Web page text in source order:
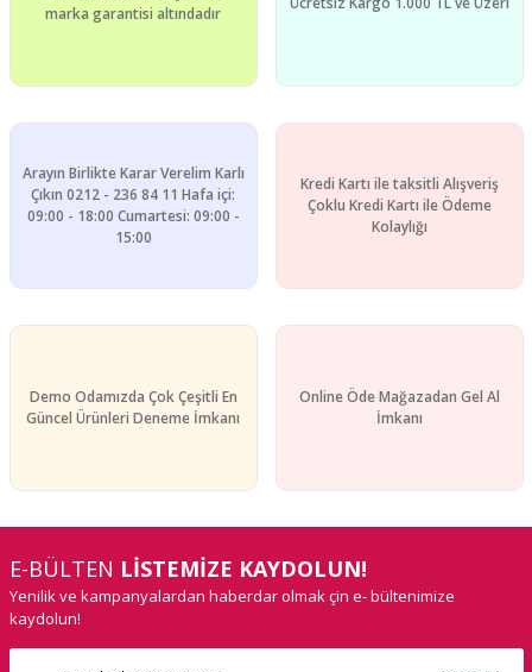
marka garantisi altındadır
Arayın Birlikte Karar Verelim Karlı
Çıkın 0212 - 236 84 11 Hafa içi:
09:00 - 18:00 Cumartesi: 09:00 -
15:00
Kredi Kartı ile taksitli Alışveriş
Çoklu Kredi Kartı ile Ödeme
Kolaylığı
Demo Odamızda Çok Çeşitli En
Güncel Ürünleri Deneme İmkanı
Online Öde Mağazadan Gel Al
İmkanı
E-BÜLTEN LİSTEMİZE KAYDOLUN!
Yenilik ve kampanyalardan haberdar olmak çin e- bültenimize
kaydolun!